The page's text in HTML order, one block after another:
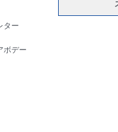
ター
ボデー